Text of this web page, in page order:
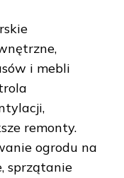
i mebli
remonty.
ogrodu na
sprzątanie